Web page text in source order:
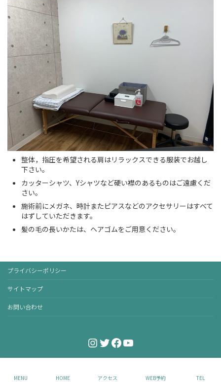
整体，指圧を希望される肩はリラックスできる服装でお越し
下さい。
カッターシャツ、Yシャツなど硬い襟のあるものはご遠慮くだ
さい。
施術前にメガネ、時計またピアスなどのアクセサリーはすべて
はずしていただきます。
髪の毛の長いかたは、ヘアゴムをご用意ください。
プライバシーポリシー
サイトマップ
お問い合わせ
Instagram
Twitter
Facebook
YouTube
Copyright © AOカイロプラクティック. All Rights Reserved.
MENU HOME アクセス WEB予約 TEL